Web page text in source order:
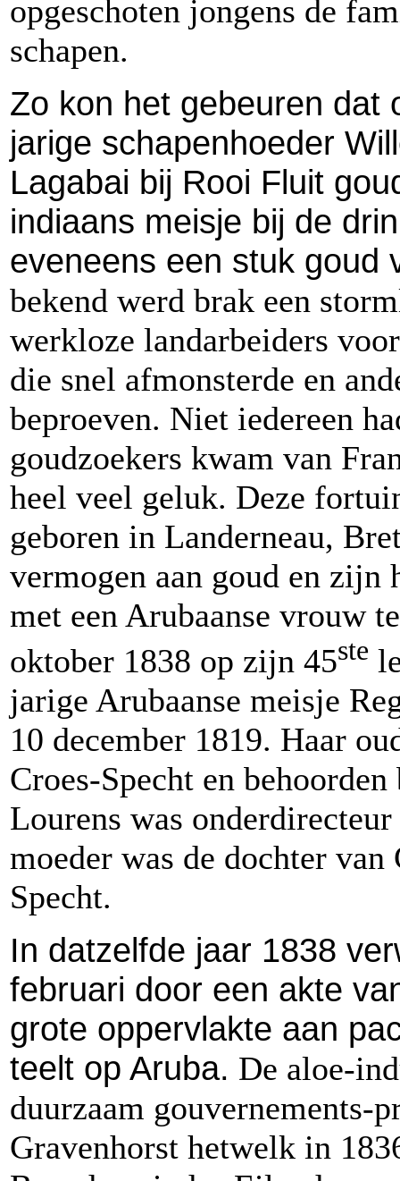
opgeschoten jongens de
schapen.
Zo kon het gebeuren dat
jarige schapenhoeder
Lagabai bij Rooi Fluit
indiaans meisje bij de
eveneens een stuk goud
bekend werd brak een
werkloze landarbeiders
die snel afmonsterde en
beproeven. Niet iedereen
goudzoekers kwam van
heel veel geluk. Deze
geboren in Landerneau,
vermogen aan goud en
met een Arubaanse vrouw
oktober 1838 op zijn 45ste
jarige Arubaanse meisje
10 december 1819. Haar
Croes-Specht en
Lourens was
moeder was de dochter
Specht.
In datzelfde jaar 1838
februari door een akte
grote oppervlakte aan
teelt op Aruba. De aloe-
duurzaam gouvernements-
Gravenhorst hetwelk in